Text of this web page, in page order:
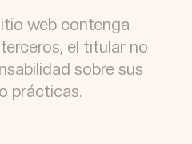
web contenga
el titular no
sobre sus
prácticas.